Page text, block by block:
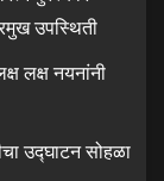
उपस्थिती
लक्ष नयनांनी
उद्घाटन सोहळा